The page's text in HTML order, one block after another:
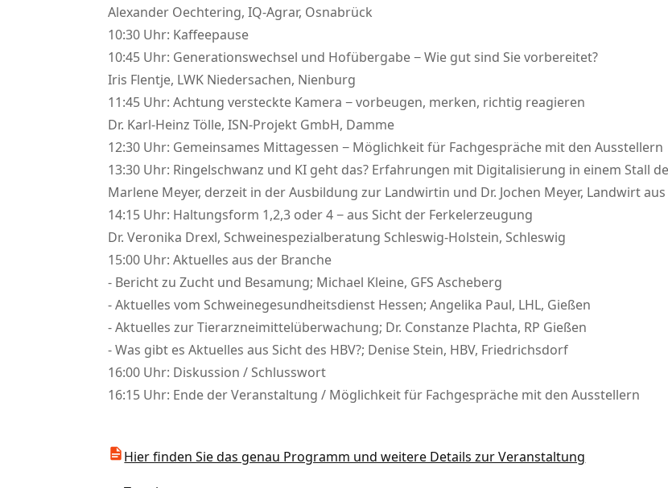
Alexander Oechtering, IQ-Agrar, Osnabrück
10:30 Uhr: Kaffeepause
10:45 Uhr: Generationswechsel und Hofübergabe − Wie gut sind Sie vorbereitet?
Iris Flentje, LWK Niedersachen, Nienburg
11:45 Uhr: Achtung versteckte Kamera − vorbeugen, merken, richtig reagieren
Dr. Karl-Heinz Tölle, ISN-Projekt GmbH, Damme
12:30 Uhr: Gemeinsames Mittagessen − Möglichkeit für Fachgespräche mit den Ausstellern
13:30 Uhr: Ringelschwanz und KI geht das? Erfahrungen mit Digitalisierung in einem Stall
Marlene Meyer, derzeit in der Ausbildung zur Landwirtin und Dr. Jochen Meyer, Landwirt
14:15 Uhr: Haltungsform 1,2,3 oder 4 − aus Sicht der Ferkelerzeugung
Dr. Veronika Drexl, Schweinespezialberatung Schleswig-Holstein, Schleswig
15:00 Uhr: Aktuelles aus der Branche
- Bericht zu Zucht und Besamung; Michael Kleine, GFS Ascheberg
- Aktuelles vom Schweinegesundheitsdienst Hessen; Angelika Paul, LHL, Gießen
- Aktuelles zur Tierarzneimittelüberwachung; Dr. Constanze Plachta, RP Gießen
- Was gibt es Aktuelles aus Sicht des HBV?; Denise Stein, HBV, Friedrichsdorf
16:00 Uhr: Diskussion / Schlusswort
16:15 Uhr: Ende der Veranstaltung / Möglichkeit für Fachgespräche mit den Ausstellern
Hier finden Sie das genau Programm und weitere Details zur Veranstaltung